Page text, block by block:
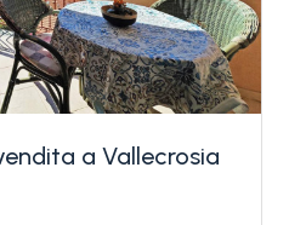
a Vallecrosia